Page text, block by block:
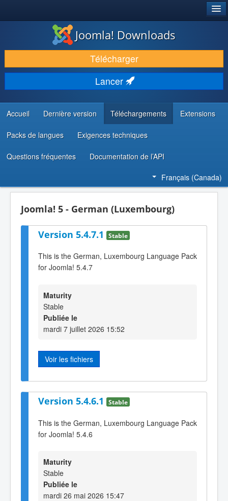
TÉLÉCHARGER & ENRICHIR
DÉCOUVRIR & APPRENDRE
COMMUNAUTÉ & SUPPORT
RESSOURCES DÉVELOPPEURS
Joomla! Downloads
Télécharger
Lancer
Accueil Dernière version Téléchargements Extensions
Packs de langues Exigences techniques
Questions fréquentes Documentation de l’API
Français (Canada)
Joomla! 5 - German (Luxembourg)
Version 5.4.7.1 Stable
This is the German, Luxembourg Language Pack
for Joomla! 5.4.7
Maturity
Stable
Publiée le
mardi 7 juillet 2026 15:52
Voir les fichiers
Version 5.4.6.1 Stable
This is the German, Luxembourg Language Pack
for Joomla! 5.4.6
Maturity
Stable
Publiée le
mardi 26 mai 2026 15:47